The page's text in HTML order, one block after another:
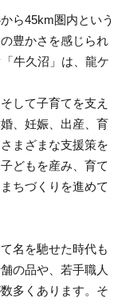
ら45km圏内という
豊かさを感じられ
牛久沼」は、龍ケ
して子育てを支え
、妊娠、出産、育
まざまな支援策を
どもを産み、育て
ちづくりを進めて
名を馳せた時代も
の品や、若手職人
多くあります。そ